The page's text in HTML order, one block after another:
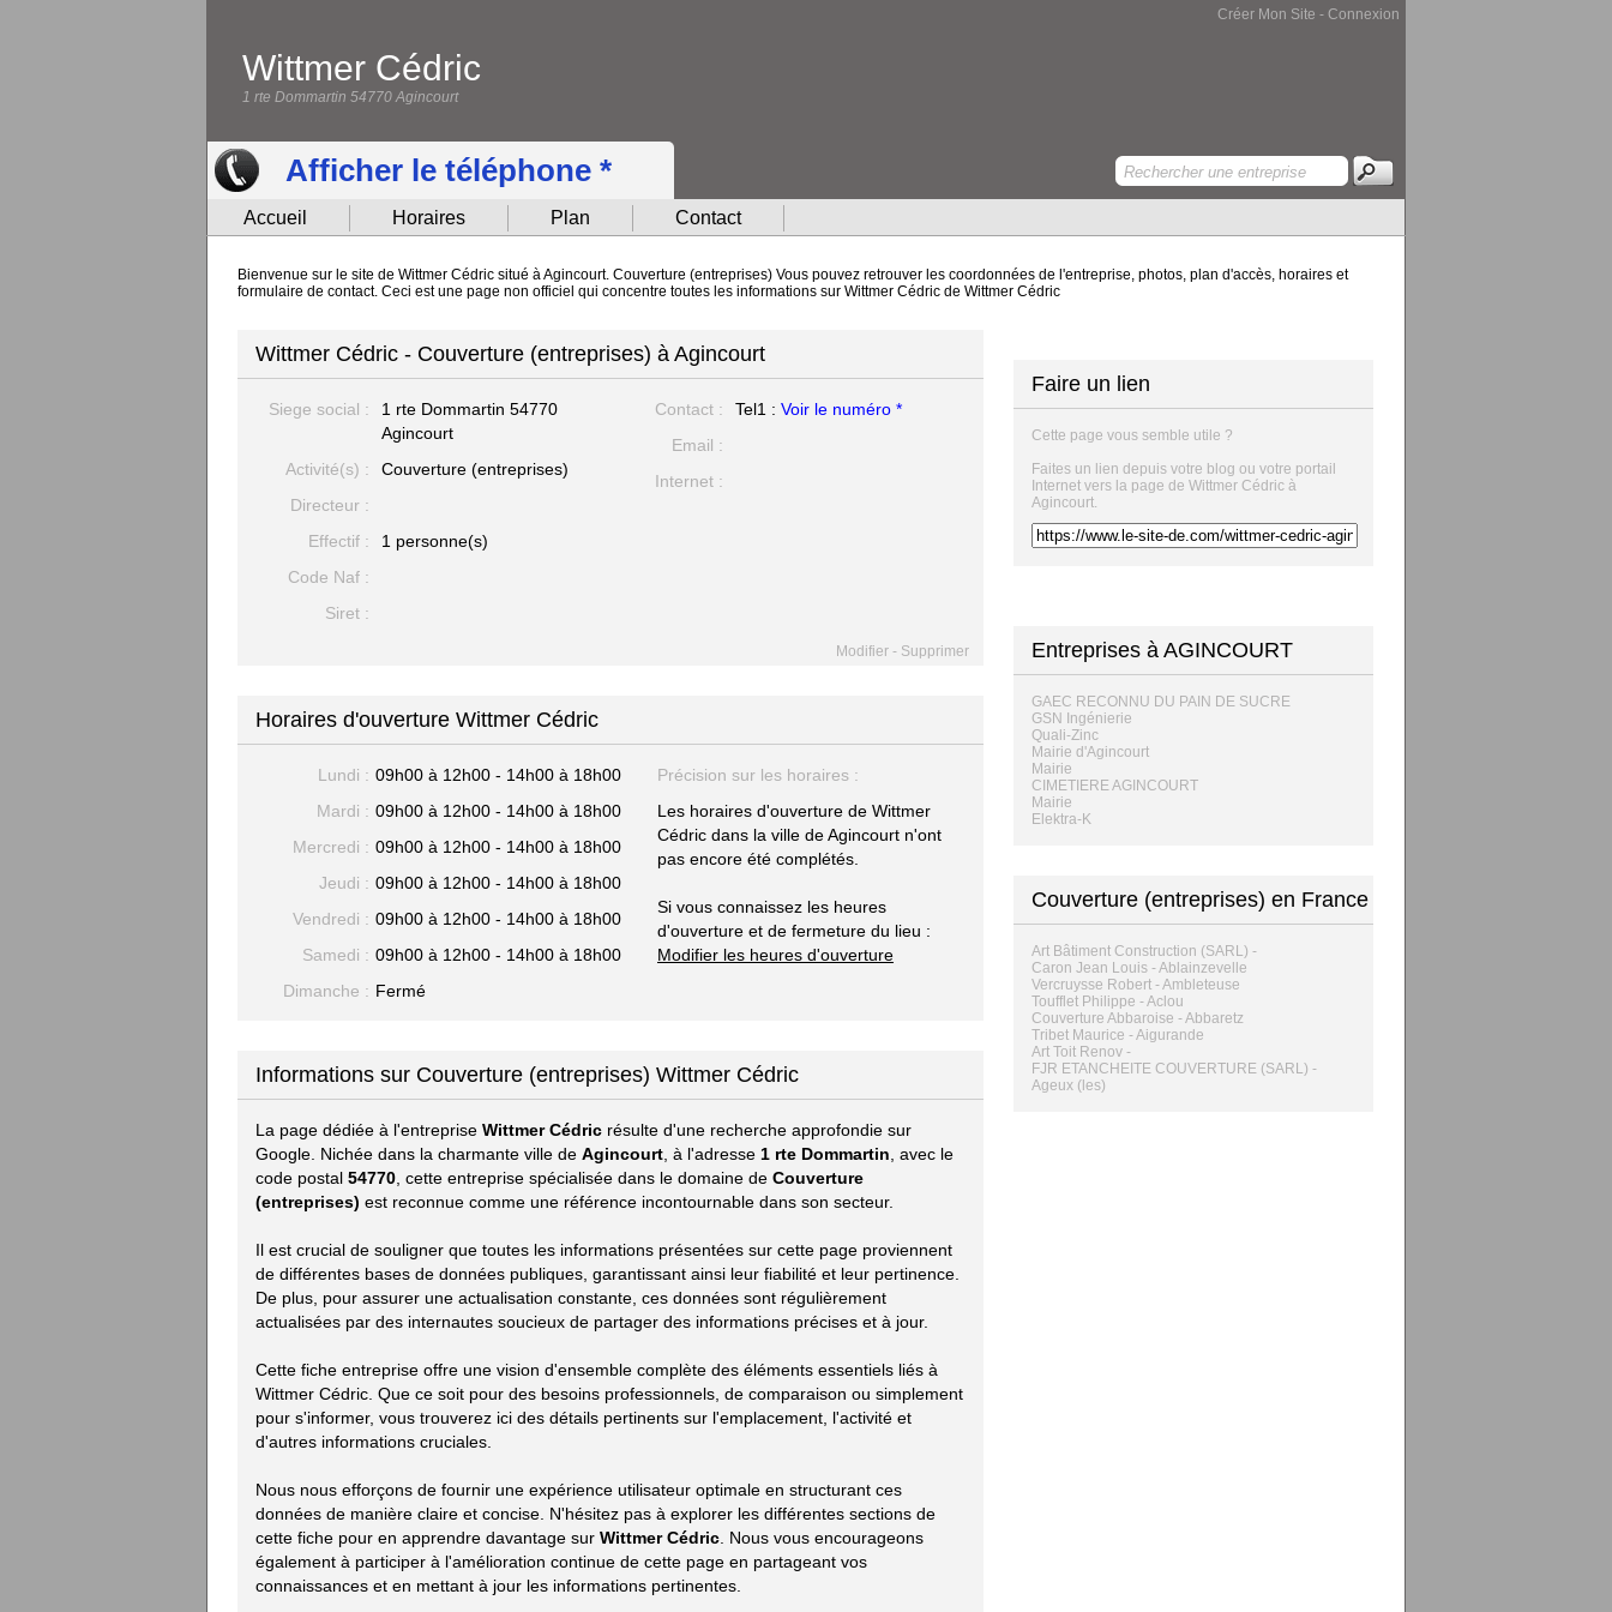
Créer Mon Site - Connexion
Wittmer Cédric
1 rte Dommartin 54770 Agincourt
Afficher le téléphone *
Accueil Horaires Plan Contact
Bienvenue sur le site de Wittmer Cédric situé à Agincourt. Couverture (entreprises) Vous pouvez retrouver les coordonnées de l'entreprise, photos, plan d'accès, horaires et
formulaire de contact. Ceci est une page non officiel qui concentre toutes les informations sur Wittmer Cédric de Wittmer Cédric
Wittmer Cédric - Couverture (entreprises) à Agincourt
Siege social : 1 rte Dommartin 54770
Agincourt
Activité(s) :
Couverture (entreprises)
Directeur :
Effectif :
1 personne(s)
Code Naf :
Siret :
Contact : Tel1 : Voir le numéro *
Email :
Internet :
Modifier - Supprimer
Horaires d'ouverture Wittmer Cédric
Lundi : 09h00 à 12h00 - 14h00 à 18h00
Mardi : 09h00 à 12h00 - 14h00 à 18h00
Mercredi : 09h00 à 12h00 - 14h00 à 18h00
Jeudi : 09h00 à 12h00 - 14h00 à 18h00
Vendredi : 09h00 à 12h00 - 14h00 à 18h00
Samedi : 09h00 à 12h00 - 14h00 à 18h00
Dimanche : Fermé
Précision sur les horaires :
Les horaires d'ouverture de Wittmer
Cédric dans la ville de Agincourt n'ont
pas encore été complétés.
Si vous connaissez les heures
d'ouverture et de fermeture du lieu :
Modifier les heures d'ouverture
Informations sur Couverture (entreprises) Wittmer Cédric
La page dédiée à l'entreprise Wittmer Cédric résulte d'une recherche approfondie sur
Google. Nichée dans la charmante ville de Agincourt , à l'adresse 1 rte Dommartin , avec le
code postal 54770 , cette entreprise spécialisée dans le domaine de Couverture
(entreprises) est reconnue comme une référence incontournable dans son secteur.
Il est crucial de souligner que toutes les informations présentées sur cette page proviennent
de différentes bases de données publiques, garantissant ainsi leur fiabilité et leur pertinence.
De plus, pour assurer une actualisation constante, ces données sont régulièrement
actualisées par des internautes soucieux de partager des informations précises et à jour.
Cette fiche entreprise offre une vision d'ensemble complète des éléments essentiels liés à
Wittmer Cédric. Que ce soit pour des besoins professionnels, de comparaison ou simplement
pour s'informer, vous trouverez ici des détails pertinents sur l'emplacement, l'activité et
d'autres informations cruciales.
Nous nous efforçons de fournir une expérience utilisateur optimale en structurant ces
données de manière claire et concise. N'hésitez pas à explorer les différentes sections de
cette fiche pour en apprendre davantage sur Wittmer Cédric . Nous vous encourageons
également à participer à l'amélioration continue de cette page en partageant vos
connaissances et en mettant à jour les informations pertinentes.
Faire un lien
Cette page vous semble utile ?
Faites un lien depuis votre blog ou votre portail
Internet vers la page de Wittmer Cédric à
Agincourt.
Entreprises à AGINCOURT
GAEC RECONNU DU PAIN DE SUCRE
GSN Ingénierie
Quali-Zinc
Mairie d'Agincourt
Mairie
CIMETIERE AGINCOURT
Mairie
Elektra-K
Couverture (entreprises) en France
Art Bâtiment Construction (SARL) -
Caron Jean Louis - Ablainzevelle
Vercruysse Robert - Ambleteuse
Toufflet Philippe - Aclou
Couverture Abbaroise - Abbaretz
Tribet Maurice - Aigurande
Art Toit Renov -
FJR ETANCHEITE COUVERTURE (SARL) -
Ageux (les)